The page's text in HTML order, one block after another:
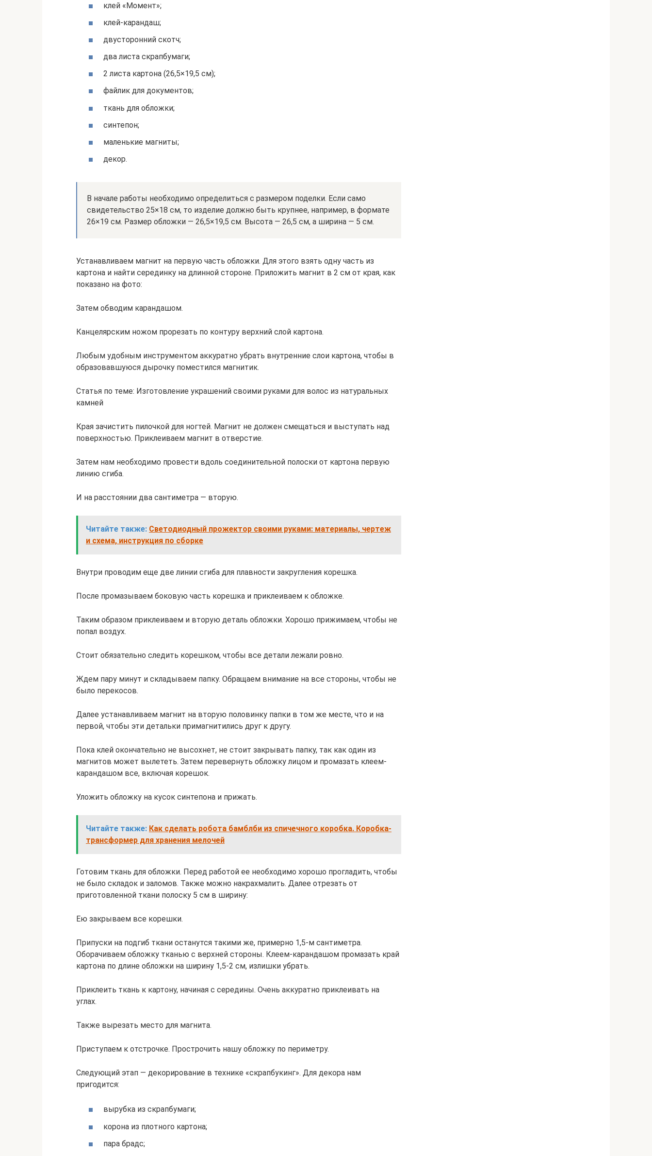
клей «Момент»;
клей-карандаш;
двусторонний скотч;
два листа скрапбумаги;
2 листа картона (26,5×19,5 см);
файлик для документов;
ткань для обложки;
синтепон;
маленькие магниты;
декор.
В начале работы необходимо определиться с размером поделки. Если само
свидетельство 25×18 см, то изделие должно быть крупнее, например, в формате
26×19 см. Размер обложки — 26,5×19,5 см. Высота — 26,5 см, а ширина — 5 см.
Устанавливаем магнит на первую часть обложки. Для этого взять одну часть из
картона и найти серединку на длинной стороне. Приложить магнит в 2 см от края, как
показано на фото:
Затем обводим карандашом.
Канцелярским ножом прорезать по контуру верхний слой картона.
Любым удобным инструментом аккуратно убрать внутренние слои картона, чтобы в
образовавшуюся дырочку поместился магнитик.
Статья по теме: Изготовление украшений своими руками для волос из натуральных
камней
Края зачистить пилочкой для ногтей. Магнит не должен смещаться и выступать над
поверхностью. Приклеиваем магнит в отверстие.
Затем нам необходимо провести вдоль соединительной полоски от картона первую
линию сгиба.
И на расстоянии два сантиметра — вторую.
Читайте также: Светодиодный прожектор своими руками: материалы, чертеж
и схема, инструкция по сборке
Внутри проводим еще две линии сгиба для плавности закругления корешка.
После промазываем боковую часть корешка и приклеиваем к обложке.
Таким образом приклеиваем и вторую деталь обложки. Хорошо прижимаем, чтобы не
попал воздух.
Стоит обязательно следить корешком, чтобы все детали лежали ровно.
Ждем пару минут и складываем папку. Обращаем внимание на все стороны, чтобы не
было перекосов.
Далее устанавливаем магнит на вторую половинку папки в том же месте, что и на
первой, чтобы эти детальки примагнитились друг к другу.
Пока клей окончательно не высохнет, не стоит закрывать папку, так как один из
магнитов может вылететь. Затем перевернуть обложку лицом и промазать клеем-
карандашом все, включая корешок.
Уложить обложку на кусок синтепона и прижать.
Читайте также: Как сделать робота бамблби из спичечного коробка. Коробка-
трансформер для хранения мелочей
Готовим ткань для обложки. Перед работой ее необходимо хорошо прогладить, чтобы
не было складок и заломов. Также можно накрахмалить. Далее отрезать от
приготовленной ткани полоску 5 см в ширину:
Ею закрываем все корешки.
Припуски на подгиб ткани останутся такими же, примерно 1,5-м сантиметра.
Оборачиваем обложку тканью с верхней стороны. Клеем-карандашом промазать край
картона по длине обложки на ширину 1,5-2 см, излишки убрать.
Приклеить ткань к картону, начиная с середины. Очень аккуратно приклеивать на
углах.
Также вырезать место для магнита.
Приступаем к отстрочке. Прострочить нашу обложку по периметру.
Следующий этап — декорирование в технике «скрапбукинг». Для декора нам
пригодится:
вырубка из скрапбумаги;
корона из плотного картона;
пара брадс;